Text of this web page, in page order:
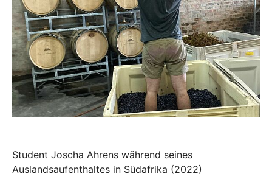
Student Joscha Ahrens während seines
Auslandsaufenthaltes in Südafrika (2022)